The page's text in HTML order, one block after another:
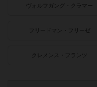
ヴォルフガング・クラマー
フリードマン・フリーゼ
クレメンス・フランツ